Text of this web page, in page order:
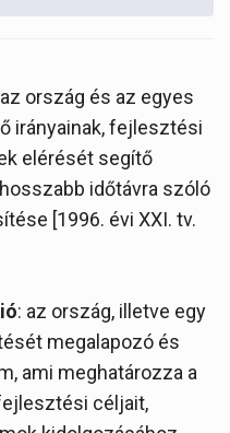
ország és az egyes
irányainak, fejlesztési
elérését segítő
időtávra szóló
[1996. évi XXI. tv.
: az ország, illetve egy
megalapozó és
ami meghatározza a
céljait,